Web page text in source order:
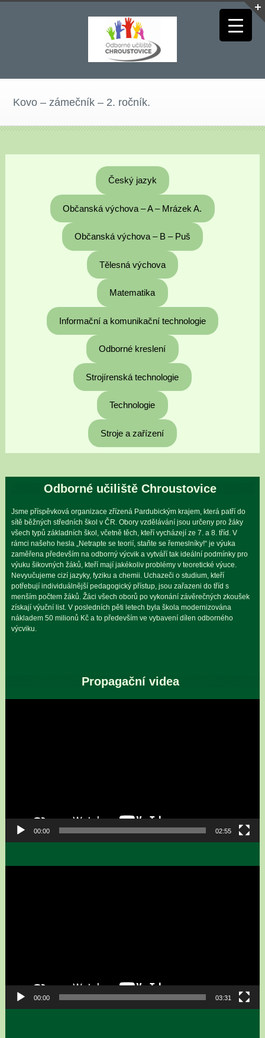
Kovo – zámečník – 2. ročník.
Český jazyk
Občanská výchova – A – Mrázek A.
Občanská výchova – B – Puš
Tělesná výchova
Matematika
Informační a komunikační technologie
Odborné kreslení
Strojírenská technologie
Technologie
Stroje a zařízení
Odborné učiliště Chroustovice
Jsme příspěvková organizace zřízená Pardubickým krajem, která patří do
sítě běžných středních škol v ČR. Obory vzdělávání jsou určeny pro žáky
všech typů základních škol, včetně těch, kteří vycházejí ze 7. a 8. tříd. V
rámci našeho hesla „Netrapte se teorií, staňte se řemeslníky!“ je výuka
zaměřena především na odborný výcvik a vytváří tak ideální podmínky pro
výuku šikovných žáků, kteří mají jakékoliv problémy v teoretické výuce.
Nevyučujeme cizí jazyky, fyziku a chemii. Uchazeči o studium, kteří
potřebují individuálnější pedagogický přístup, jsou zařazeni do tříd s
menším počtem žáků. Žáci všech oborů po vykonání závěrečných zkoušek
získají výuční list. V posledních pěti letech byla škola modernizována
nákladem 50 milionů Kč a to především ve vybavení dílen odborného
výcviku.
Propagační videa
00:00 02:55
00:00 03:31